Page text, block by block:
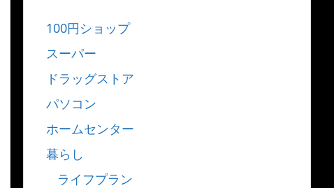
100円ショップ
スーパー
ドラッグストア
パソコン
ホームセンター
暮らし
ライフプラン